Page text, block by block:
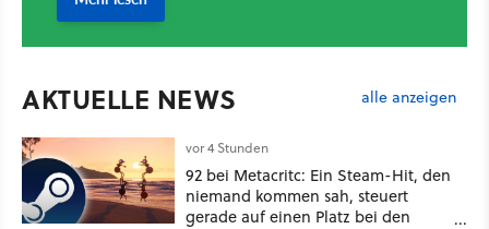
AKTUELLE NEWS alle anzeigen
vor 4 Stunden
92 bei Metacritc: Ein Steam-Hit, den
niemand kommen sah, steuert
gerade auf einen Platz bei den